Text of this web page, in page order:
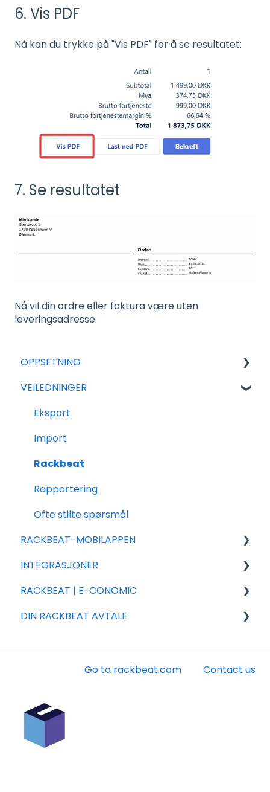
6. Vis PDF
Nå kan du trykke på "Vis PDF" for å se resultatet:
7. Se resultatet
Nå vil din ordre eller faktura være uten
leveringsadresse.
OPPSETNING
For nye avtaler
Generell Oppsett
Tilleggsmoduler
Salg
Varer
Innkjøp
VEILEDNINGER
Eksport
Import
Rackbeat
Rapportering
Ofte stilte spørsmål
RACKBEAT-MOBILAPPEN
Rackbeat
INTEGRASJONER
Integrasjons partnere
Shopify
Shipmondo
Legacy integrasjoner
RACKBEAT | E-CONOMIC
Ofte stillede spørsmål
DIN RACKBEAT AVTALE
Go to rackbeat.com Contact us